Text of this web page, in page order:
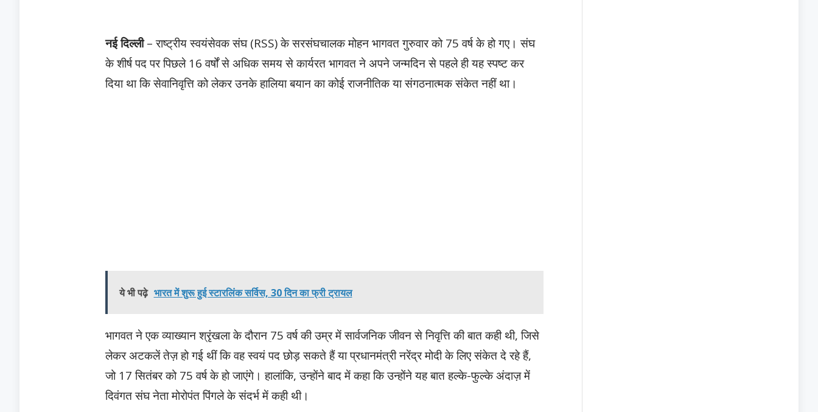
नई दिल्ली– राष्ट्रीय स्वयंसेवक संघ (RSS) के सरसंघचालक मोहन भागवत गुरुवार को 75 वर्ष के हो गए। संघ
के शीर्ष पद पर पिछले 16 वर्षों से अधिक समय से कार्यरत भागवत ने अपने जन्मदिन से पहले ही यह स्पष्ट कर
दिया था कि सेवानिवृत्ति को लेकर उनके हालिया बयान का कोई राजनीतिक या संगठनात्मक संकेत नहीं था।
ये भी पढ़े भारत में शुरू हुई स्टारलिंक सर्विस, 30 दिन का फ्री ट्रायल
भागवत ने एक व्याख्यान श्रृंखला के दौरान 75 वर्ष की उम्र में सार्वजनिक जीवन से निवृत्ति की बात कही थी, जिसे
लेकर अटकलें तेज़ हो गई थीं कि वह स्वयं पद छोड़ सकते हैं या प्रधानमंत्री नरेंद्र मोदी के लिए संकेत दे रहे हैं,
जो 17 सितंबर को 75 वर्ष के हो जाएंगे। हालांकि, उन्होंने बाद में कहा कि उन्होंने यह बात हल्के-फुल्के अंदाज़ में
दिवंगत संघ नेता मोरोपंत पिंगले के संदर्भ में कही थी।